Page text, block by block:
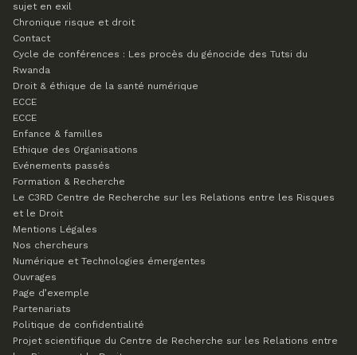
sujet en exil
Chronique risque et droit
Contact
Cycle de conférences : Les procès du génocide des Tutsi du
Rwanda
Droit & éthique de la santé numérique
ECCE
ECCE
Enfance & familles
Ethique des Organisations
Evénements passés
Formation & Recherche
Le C3RD Centre de Recherche sur les Relations entre les Risques
et le Droit
Mentions Légales
Nos chercheurs
Numérique et Technologies émergentes
Ouvrages
Page d’exemple
Partenariats
Politique de confidentialité
Projet scientifique du Centre de Recherche sur les Relations entre